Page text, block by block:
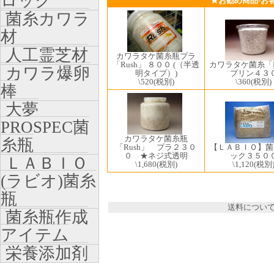
カワラタケ菌糸瓶プラ
「Rush」 ８００ (（半透
明タイプ）)
\520(税別)
カワラタケ菌糸「
プリン４３
\360(税別)
カワラタケ菌糸瓶
「Rush」 プラ２３０
０ ★ネジ式透明
\1,680(税別)
【ＬＡＢＩＯ】
ック３５０
\1,120(税別)
送料につい
菌糸カワラ
材
人工霊芝材
カワラ爆卵
棒
大夢
PROSPEC菌
糸瓶
ＬＡＢＩＯ
(ラビオ)菌糸
瓶
菌糸瓶作成
アイテム
栄養添加剤